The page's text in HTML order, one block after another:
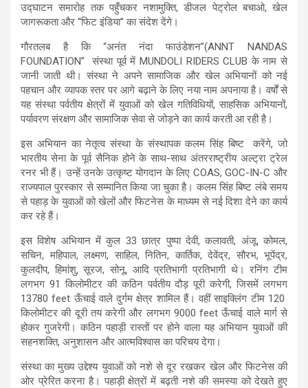
उद्घाटन समारोह तक पहुँचकर नशामुक्ति, डीजल पेट्रोल बचाओ, खेल
जागरूकता और “फिट इंडिया” का संदेश देंगे।
गौरतलब है कि “अनंत नंदा फाउंडेशन”(ANNT NANDAS
FOUNDATION” संस्था पूर्व में MUNDOLI RIDERS CLUB के नाम से
जानी जाती थी। संस्था ने अपने सामाजिक और खेल अभियानों को नई
पहचान और व्यापक स्तर पर आगे बढ़ाने के लिए नया नाम अपनाया है। वर्षों से
यह संस्था पर्वतीय क्षेत्रों में युवाओं को खेल गतिविधियों, साहसिक अभियानों,
पर्यावरण संरक्षण और सामाजिक सेवा से जोड़ने का कार्य करती आ रही है।
इस अभियान का नेतृत्व संस्था के संस्थापक कलम सिंह बिष्ट करेंगे, जो
भारतीय सेना के पूर्व सैनिक होने के साथ-साथ अंतरराष्ट्रीय अल्ट्रा ट्रेल
रनर भी हैं। उन्हें उनके उत्कृष्ट योगदान के लिए COAS, GOC-IN-C और
राज्यपाल पुरस्कार से सम्मानित किया जा चुका है। कलम सिंह बिष्ट लंबे समय
से पहाड़ के युवाओं को खेलों और फिटनेस के माध्यम से नई दिशा देने का कार्य
कर रहे हैं।
इस विशेष अभियान में कुल 33 छात्र पुष्पा देवी, कलावती, अंजू, कोमल,
सचिन, महिपाल, लक्ष्मण, साहिल, नितिन, कार्तिक, देवेंद्र, सौरभ, भूपेंद्र,
कुलदीप, हिमांशु, सूरज, सोनू, आदि प्रतिभागी प्रतिभागी थे। रनिंग टीम
लगभग 91 किलोमीटर की कठिन पर्वतीय दौड़ पूरी करेगी, जिसमें लगभग
13780 feet ऊँचाई वाले दुर्गम क्षेत्र शामिल हैं। वहीं साइक्लिंग टीम 120
किलोमीटर की दूरी तय करेगी और लगभग 9000 feet ऊँचाई वाले मार्ग से
होकर गुजरेगी। कठिन पहाड़ी रास्तों पर होने वाला यह अभियान युवाओं की
सहनशक्ति, अनुशासन और आत्मविश्वास का परिचय देगा।
संस्था का मुख्य उद्देश्य युवाओं को नशे से दूर रखकर खेल और फिटनेस की
ओर प्रेरित करना है। पहाड़ी क्षेत्रों में बढ़ती नशे की समस्या को देखते हुए